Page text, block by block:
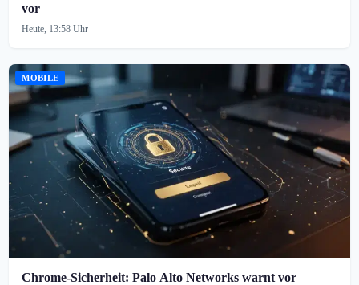
vor
Heute, 13:58 Uhr
MOBILE
Chrome-Sicherheit: Palo Alto Networks warnt vor